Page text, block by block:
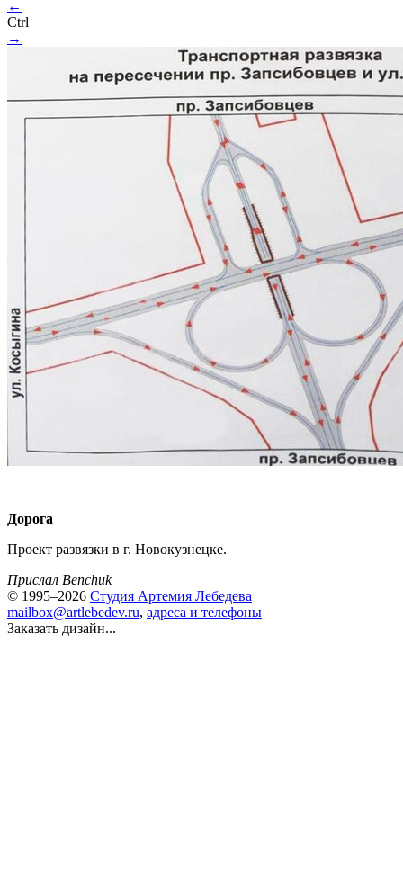
←
Ctrl
→
Дорога
Проект развязки в г. Новокузнецке.
Прислал Benchuk
© 1995–2026 Студия Артемия Лебедева
mailbox@artlebedev.ru, адреса и телефоны
Заказать дизайн...